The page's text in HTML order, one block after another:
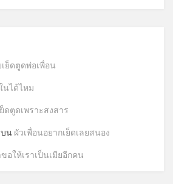
ย็ดตูดพ่อเพื่อน
นได้ไหม
ดตูดเพราะสงสาร
บน ผัวเพื่อนอยากเย็ดเลยสนอง
อให้เราเป็นเมียอีกคน